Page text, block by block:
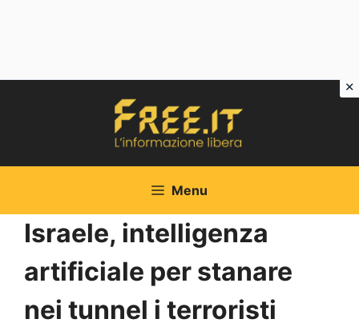
Menu
Israele, intelligenza
artificiale per stanare
nei tunnel i terroristi